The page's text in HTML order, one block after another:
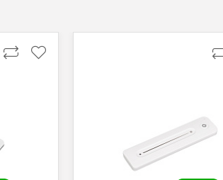
поступают на наш счет в течении 3-5 дней.